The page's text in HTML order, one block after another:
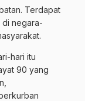
Terdapat
di negara-
hari itu
90 yang